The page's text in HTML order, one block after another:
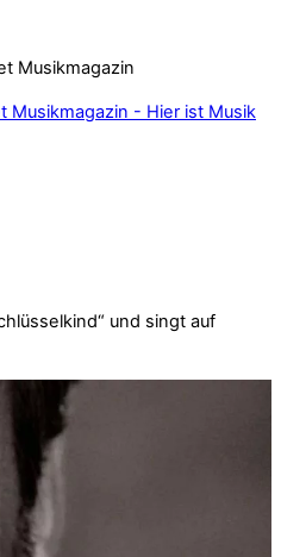
Musikmagazin
und singt auf